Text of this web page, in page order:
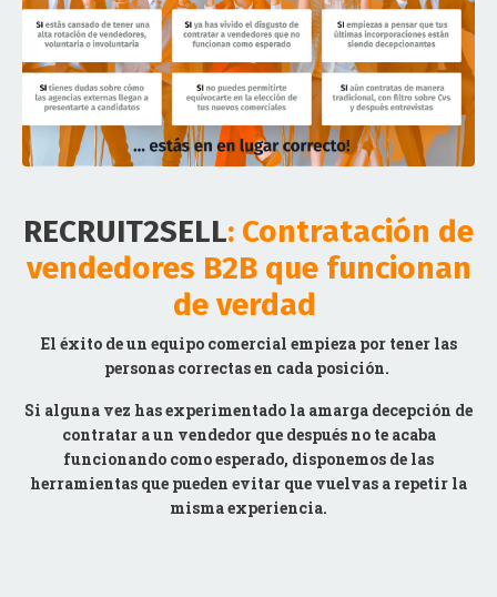
vendedores B2B que funcionan
de verdad
El éxito de un equipo comercial empieza por tener las
personas correctas en cada posición.
Si alguna vez has experimentado la amarga decepción de
contratar a un vendedor que después no te acaba
funcionando como esperado, disponemos de las
herramientas
que pueden evitar que vuelvas a repetir la
misma experiencia.